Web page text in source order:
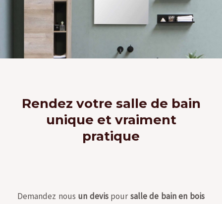
Rendez votre salle de bain
unique et vraiment
pratique
Demandez nous un devispoursalle de bain en bois